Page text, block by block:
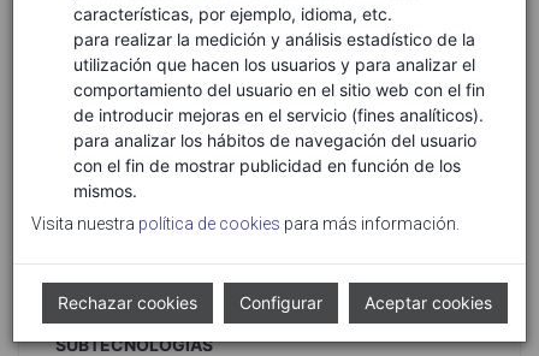
características, por ejemplo, idioma, etc.
para realizar la medición y análisis estadístico de la
utilización que hacen los usuarios y para analizar el
comportamiento del usuario en el sitio web con el fin
de introducir mejoras en el servicio (fines analíticos).
para analizar los hábitos de navegación del usuario
con el fin de mostrar publicidad en función de los
mismos.
Visita nuestra política de cookies para más información.
Rechazar cookies Configurar Aceptar cookies
TECNOLOGÍAS ASOCIADAS
Ciencias de la vida salud
Conservación y biodiversidad
Gestión ambiental y de recursos naturales
Gestión clínica
SUBTECNOLOGÍAS